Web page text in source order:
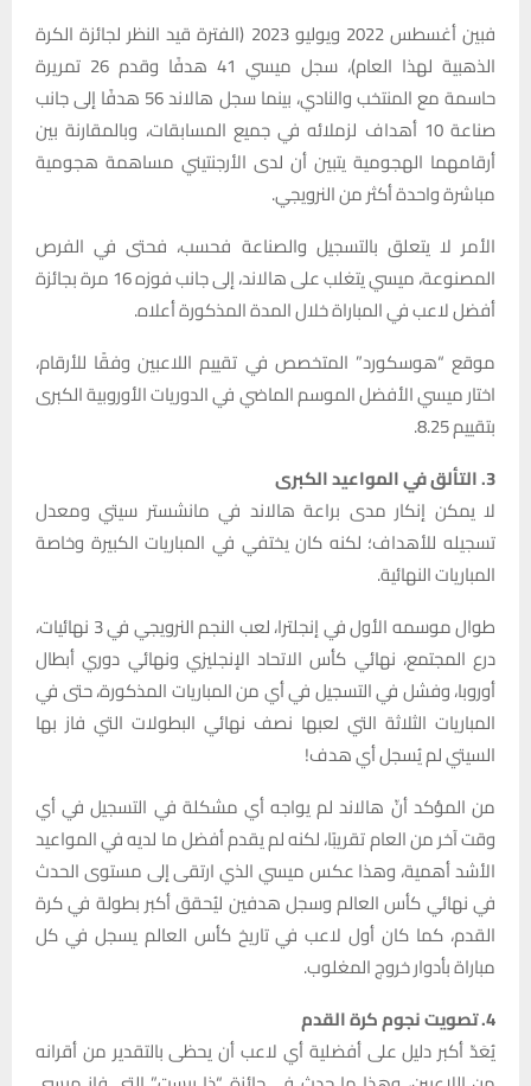
فبين أغسطس 2022 ويوليو 2023 (الفترة قيد النظر لجائزة الكرة
الذهبية لهذا العام)، سجل ميسي 41 هدفًا وقدم 26 تمريرة
حاسمة مع المنتخب والنادي، بينما سجل هالاند 56 هدفًا إلى جانب
صناعة 10 أهداف لزملائه في جميع المسابقات، وبالمقارنة بين
أرقامهما الهجومية يتبين أن لدى الأرجنتيني مساهمة هجومية
مباشرة واحدة أكثر من النرويجي.
الأمر لا يتعلق بالتسجيل والصناعة فحسب، فحتى في الفرص
المصنوعة، ميسي يتغلب على هالاند، إلى جانب فوزه 16 مرة بجائزة
أفضل لاعب في المباراة خلال المدة المذكورة أعلاه.
موقع “هوسكورد” المتخصص في تقييم اللاعبين وفقًا للأرقام،
اختار ميسي الأفضل الموسم الماضي في الدوريات الأوروبية الكبرى
بتقييم 8.25.
3. التألق في المواعيد الكبرى
لا يمكن إنكار مدى براعة هالاند في مانشستر سيتي ومعدل
تسجيله للأهداف؛ لكنه كان يختفي في المباريات الكبيرة وخاصة
المباريات النهائية.
طوال موسمه الأول في إنجلترا، لعب النجم النرويجي في 3 نهائيات،
درع المجتمع، نهائي كأس الاتحاد الإنجليزي ونهائي دوري أبطال
أوروبا، وفشل في التسجيل في أي من المباريات المذكورة، حتى في
المباريات الثلاثة التي لعبها نصف نهائي البطولات التي فاز بها
السيتي لم يُسجل أي هدف!
من المؤكد أنّ هالاند لم يواجه أي مشكلة في التسجيل في أي
وقت آخر من العام تقريبًا، لكنه لم يقدم أفضل ما لديه في المواعيد
الأشد أهمية، وهذا عكس ميسي الذي ارتقى إلى مستوى الحدث
في نهائي كأس العالم وسجل هدفين ليُحقق أكبر بطولة في كرة
القدم، كما كان أول لاعب في تاريخ كأس العالم يسجل في كل
مباراة بأدوار خروج المغلوب.
4. تصويت نجوم كرة القدم
يُعَدّ أكبر دليل على أفضلية أي لاعب أن يحظى بالتقدير من أقرانه